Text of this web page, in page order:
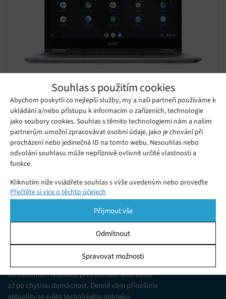
Souhlas s použitím cookies
Abychom poskytli co nejlepší služby, my a naši partneři používáme k
ukládání a/nebo přístupu k informacím o zařízeních, technologie
jako soubory cookies. Souhlas s těmito technologiemi nám a našim
partnerům umožní zpracovávat osobní údaje, jako je chování při
procházení nebo jedinečná ID na tomto webu. Nesouhlas nebo
odvolání souhlasu může nepříznivě ovlivnit určité vlastnosti a
funkce.
Kliknutím níže vyjádřete souhlas s výše uvedeným nebo proveďte
podrobnější rozhodnutí. Vaše volby budou použity pouze na tomto
pomocí přepínačů v Zásadách cookies nebo kliknutím na tlačítko
Spravovat souhlas ve spodní části obrazovky.
Ukládání a/nebo přístup k informacím v zařízení, Porozumění
publiku prostřednictvím statistik nebo kombinací údajů z
různých zdrojů.
Přečtěte si více o těchto účelech
Přijmout vše
Odmítnout
Spravovat možnosti
Chrome OS
Středa 16. 03. 2022 Samuel
Přemýšleli jste někdy nad tím, jestli se správně píše Chrome
OS, nebo ChromeOS?
Jsme web zajímající se o technologické novinky
od mobilních telefonů, přes domácí spotřebiče
až po chytrou domácnost. Denně vám přinášíme
aktuality ze světa technického pokroku,